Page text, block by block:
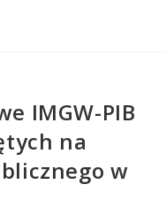
IMGW-PIB
na
w